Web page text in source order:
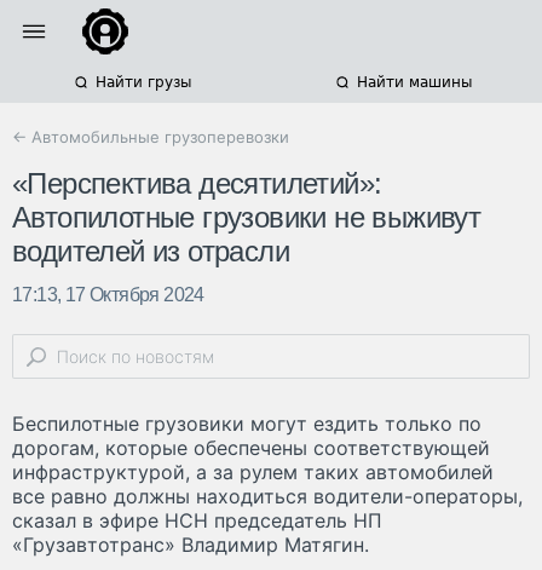
Найти грузы Найти машины
← Автомобильные грузоперевозки
«Перспектива десятилетий»:
Автопилотные грузовики не выживут
водителей из отрасли
17:13, 17 Октября 2024
Беспилотные грузовики могут ездить только по
дорогам, которые обеспечены соответствующей
инфраструктурой, а за рулем таких автомобилей
все равно должны находиться водители-операторы,
сказал в эфире НСН председатель НП
«Грузавтотранс» Владимир Матягин.